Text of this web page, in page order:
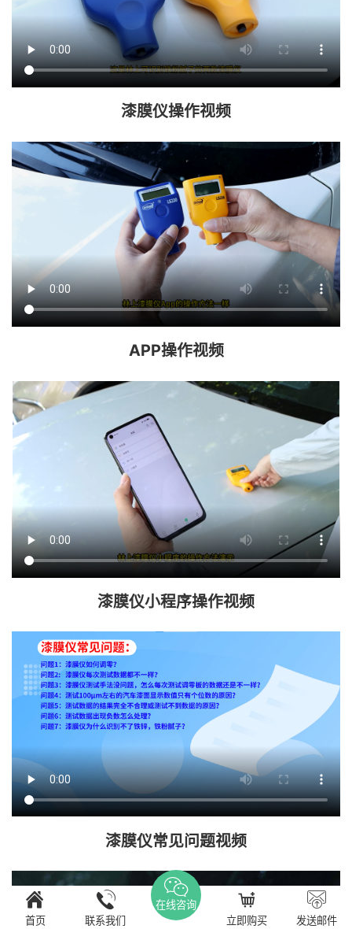
漆膜仪操作视频
APP操作视频
漆膜仪小程序操作视频
漆膜仪常见问题视频
首页 联系我们
在线咨询
立即购买
发送邮件